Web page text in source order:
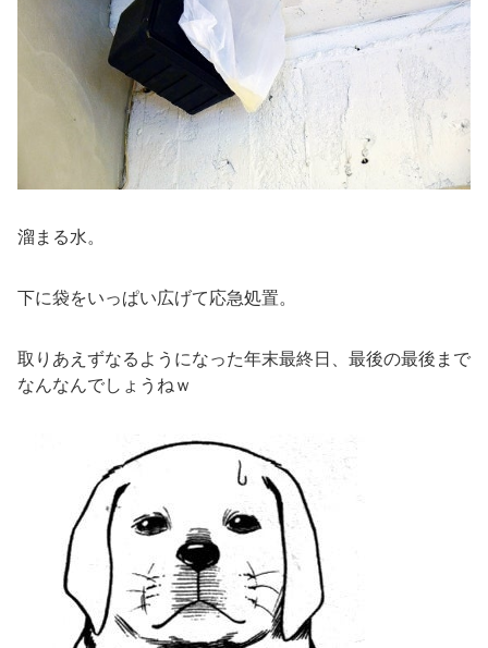
溜まる水。
下に袋をいっぱい広げて応急処置。
取りあえずなるようになった年末最終日、最後の最後まで
なんなんでしょうねｗ